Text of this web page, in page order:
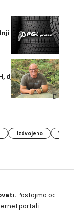
i vulkanizeri
djelovat će kao
Izdvojeno
Postojimo od
portal i